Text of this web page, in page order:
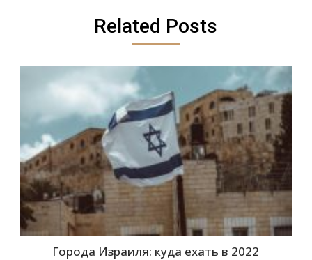
Related Posts
Города Израиля: куда ехать в 2022